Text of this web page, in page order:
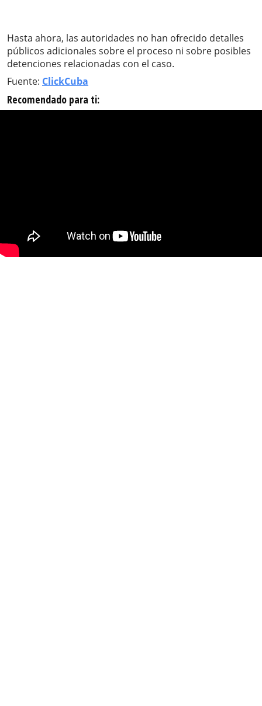
Hasta ahora, las autoridades no han ofrecido detalles
públicos adicionales sobre el proceso ni sobre posibles
detenciones relacionadas con el caso.
Fuente: ClickCuba
Recomendado para ti: